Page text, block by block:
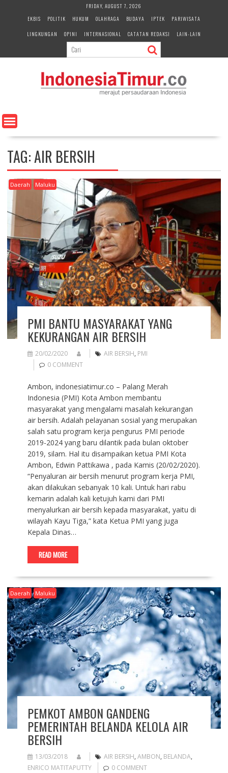
e
n
FRIDAY, AUGUST 7, 2026
EKBIS
POLITIK HUKUM OLAHRAGA BUDAYA IPTEK
PARIWISATA
LINGKUNGAN
OPINI INTERNASIONAL CATATAN REDAKSI LAIN-LAIN
TAG:AIR BERSIH
Daerah Maluku
PMI BANTU MASYARAKAT YANG
KEKURANGAN AIR BERSIH
20/02/2020 AIR BERSIH, PMI
0 COMMENT
Ambon, indonesiatimur.co – Palang Merah
Indonesia (PMI) Kota Ambon membantu
masyarakat yang mengalami masalah kekurangan
air bersih. Adalah pelayanan sosial yang merupakan
salah satu program kerja pengurus PMI periode
2019-2024 yang baru dilantik pada bulan oktober
2019, silam. Hal itu disampaikan ketua PMI Kota
Ambon, Edwin Pattikawa , pada Kamis (20/02/2020).
“Penyaluran air bersih menurut program kerja PMI,
akan dilakukan sebanyak 10 kali. Untuk hari rabu
kemarin adalah kali ketujuh kami dari PMI
menyalurkan air bersih kepada masyarakat, yaitu di
wilayah Kayu Tiga,” kata Ketua PMI yang juga
Kepala Dinas…
READ MORE
Daerah Maluku
PEMKOT AMBON GANDENG
PEMERINTAH BELANDA KELOLA AIR
BERSIH
13/03/2018 AIR BERSIH, AMBON, BELANDA,
ENRICO MATITAPUTTY
0 COMMENT